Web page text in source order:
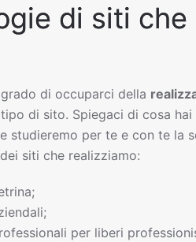
di siti
di occuparci della
di sito. Spiegaci di cosa
studieremo per te e con te la
siti che realizziamo:
per liberi